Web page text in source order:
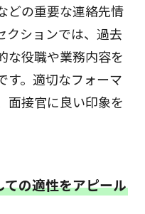
どの重要な連絡先情
クションでは、過去
な役職や業務内容を
す。適切なフォーマ
面接官に良い印象を
の適性をアピール